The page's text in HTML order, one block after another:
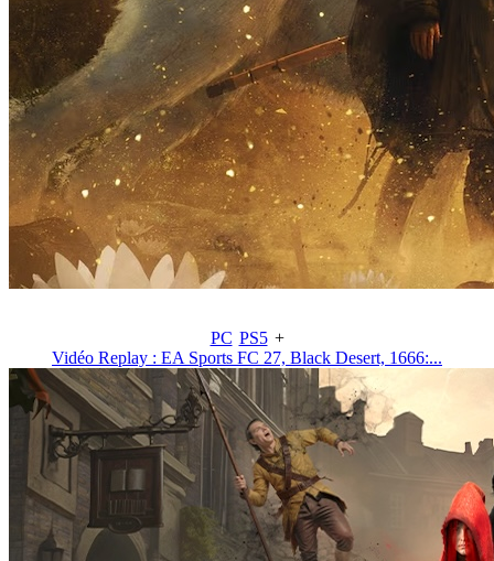
PC PS5 +
Vidéo Replay : EA Sports FC 27, Black Desert, 1666:...